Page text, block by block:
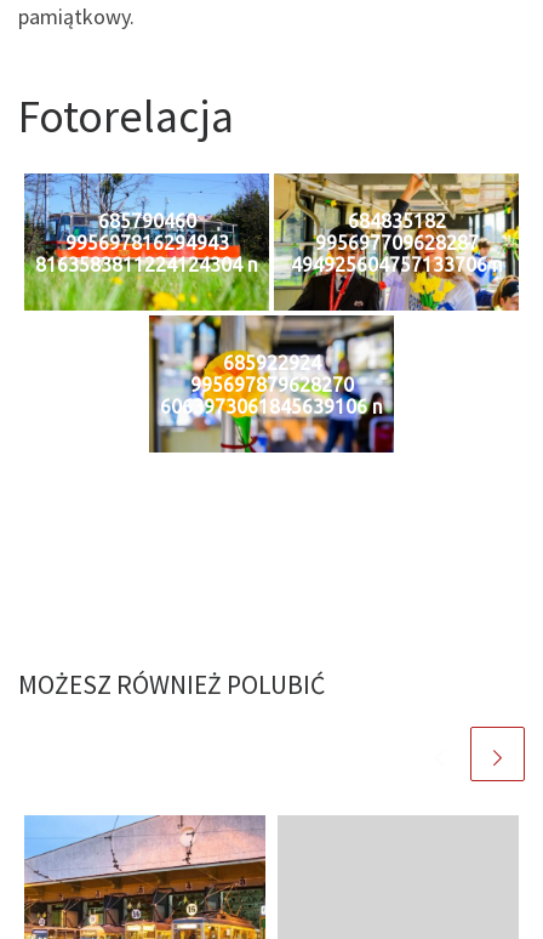
pamiątkowy.
Fotorelacja
685790460
995697816294943
8163583811224124304 n
684835182
995697709628287
494925604757133706 n
685922924
995697879628270
6063973061845639106 n
MOŻESZ RÓWNIEŻ POLUBIĆ